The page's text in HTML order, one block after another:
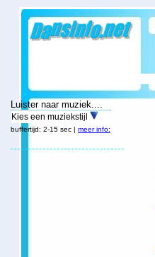
Luister naar muziek....
Kies een muziekstijl
buffertijd: 2-15 sec | meer info: